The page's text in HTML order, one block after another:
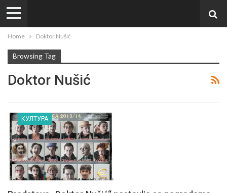
Home Doktor Nušić
Browsing Tag
Doktor Nušić
КУЛТУРА